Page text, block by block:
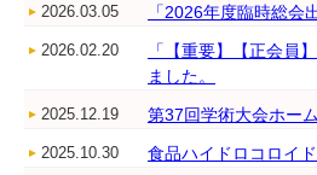
2026.03.05 「2026年度臨時総
2026.02.20
「【重要】【正会員
ました。
2025.12.19 第37回学術大会ホー
2025.10.30 食品ハイドロコロイ